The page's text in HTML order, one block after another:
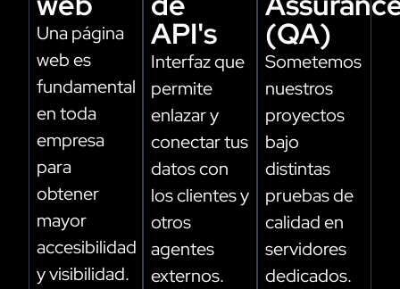
Una página
web es
fundamental
en toda
empresa
para
obtener
mayor
accesibilidad
y visibilidad.
API's
Interfaz que
permite
enlazar y
conectar tus
datos con
los clientes y
otros
agentes
externos.
(QA)
Sometemos
nuestros
proyectos
bajo
distintas
pruebas de
calidad en
servidores
dedicados.